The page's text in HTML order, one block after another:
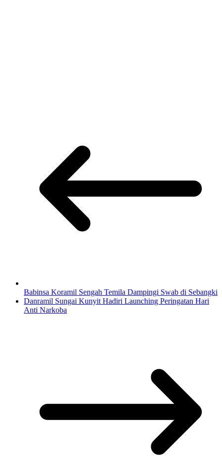
Babinsa Koramil Sengah Temila Dampingi Swab di Sebangki
Danramil Sungai Kunyit Hadiri Launching Peringatan Hari
Anti Narkoba